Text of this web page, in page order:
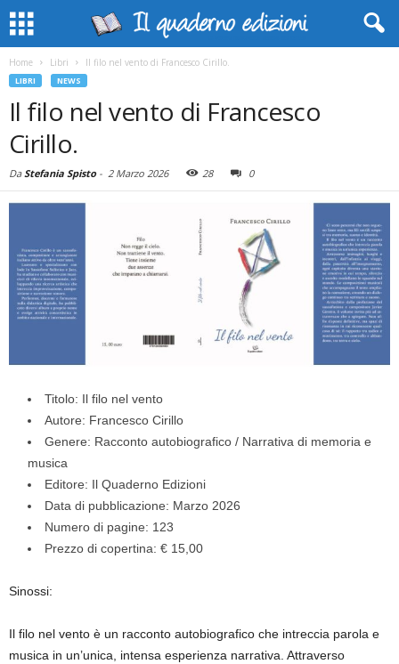
Home Libri Il filo nel vento di Francesco Cirillo.
LIBRI NEWS
Il filo nel vento di Francesco
Cirillo.
DaStefania Spisto- 2 Marzo 2026 28 0
Titolo: Il filo nel vento
Autore: Francesco Cirillo
Genere: Racconto autobiografico / Narrativa di memoria e
musica
Editore: Il Quaderno Edizioni
Data di pubblicazione: Marzo 2026
Numero di pagine: 123
Prezzo di copertina: € 15,00
Sinossi:
Il filo nel vento è un racconto autobiografico che intreccia parola e
musica in un’unica, intensa esperienza narrativa. Attraverso